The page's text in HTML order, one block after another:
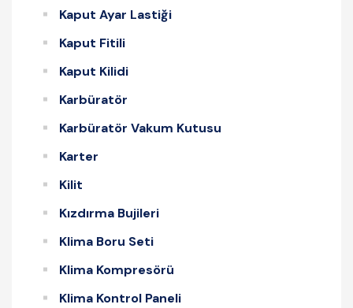
Kaput Ayar Lastiği
Kaput Fitili
Kaput Kilidi
Karbüratör
Karbüratör Vakum Kutusu
Karter
Kilit
Kızdırma Bujileri
Klima Boru Seti
Klima Kompresörü
Klima Kontrol Paneli